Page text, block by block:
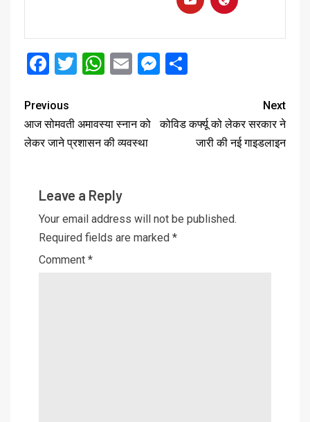
Facebook
Twitter
WhatsApp
EmailMessenger
Previous
आज सोमवती अमावस्या स्नान को
लेकर जाने प्रशासन की व्यवस्था
Next
कोविड कर्फ्यू को लेकर सरकार ने
जारी की नई गाइडलाइन
Leave a Reply
Your email address will not be published.
Required fields are marked *
Comment *